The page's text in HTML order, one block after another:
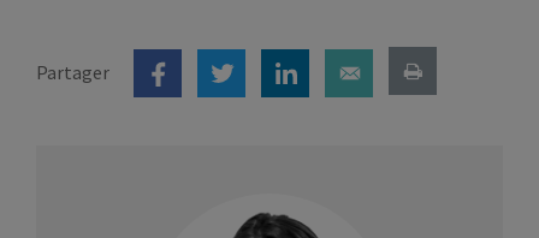
Partager